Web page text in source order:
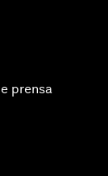
prensa